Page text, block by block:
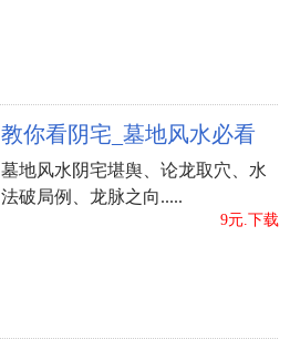
教你看阴宅_墓地风水必看
墓地风水阴宅堪舆、论龙取穴、水
法破局例、龙脉之向.....
9元.下载